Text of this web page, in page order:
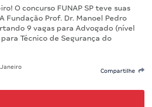
O concurso FUNAP SP teve suas
Fundação Prof. Dr. Manoel Pedro
9 vagas para Advogado (nível
Técnico de Segurança do
Compartilhe